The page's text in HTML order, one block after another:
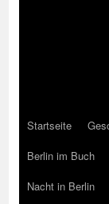
Startseite
Berlin im Buch
Nacht in Berlin